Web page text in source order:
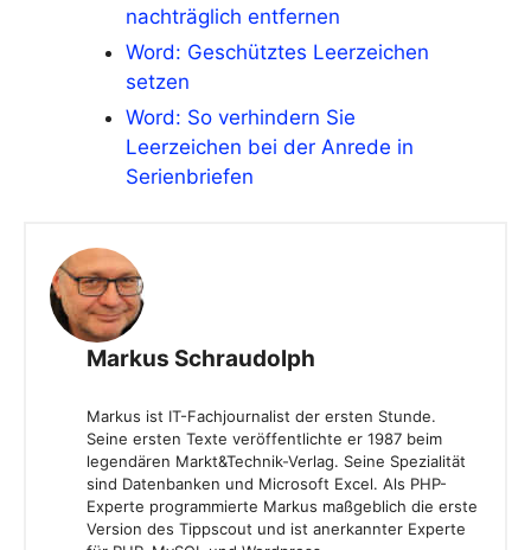
nachträglich entfernen
Word: Geschütztes Leerzeichen
setzen
Word: So verhindern Sie
Leerzeichen bei der Anrede in
Serienbriefen
Markus Schraudolph
Markus ist IT-Fachjournalist der ersten Stunde.
Seine ersten Texte veröffentlichte er 1987 beim
legendären Markt&Technik-Verlag. Seine Spezialität
sind Datenbanken und Microsoft Excel. Als PHP-
Experte programmierte Markus maßgeblich die erste
Version des Tippscout und ist anerkannter Experte